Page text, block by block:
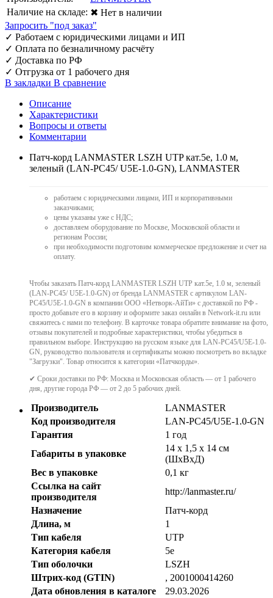
Наличие на складе: ✖ Нет в наличии
Запросить "под заказ"
✓ Работаем с юридическими лицами и ИП
✓ Оплата по безналичному расчёту
✓ Доставка по РФ
✓ Отгрузка от 1 рабочего дня
В закладки В сравнение
Описание
Характеристики
Вопросы и ответы
Комментарии
Патч-корд LANMASTER LSZH UTP кат.5e, 1.0 м,
зеленый (LAN-PC45/ U5E-1.0-GN), LANMASTER
работаем с юридическими лицами, ИП и корпоративными
заказчиками;
цены указаны уже с НДС;
доставляем оборудование по Москве, Московской области и
регионам России;
при необходимости подготовим коммерческое предложение и счет на
оплату.
Чтобы заказать Патч-корд LANMASTER LSZH UTP кат.5e, 1.0 м, зеленый
(LAN-PC45/ U5E-1.0-GN) от бренда LANMASTER с артикулом LAN-
PC45/U5E-1.0-GN в компании ООО «Нетворк-АйТи» с доставкой по РФ -
просто добавьте его в корзину и оформите заказ онлайн в Network-it.ru или
свяжитесь с нами по телефону. В карточке товара обратите внимание на фото,
отзывы покупателей и подробные характеристики, чтобы убедиться в
правильном выборе. Инструкцию на русском языке для LAN-PC45/U5E-1.0-
GN, руководство пользователя и сертификаты можно посмотреть во вкладке
"Загрузки". Товар относится к категории «Патчкорды».
✔ Сроки доставки по РФ: Москва и Московская область — от 1 рабочего
дня, другие города РФ — от 2 до 5 рабочих дней.
Производитель
LANMASTER
Код производителя
LAN-PC45/U5E-1.0-GN
Гарантия
1 год
Габариты в упаковке
14 x 1,5 x 14 см
(ШхВхД)
Вес в упаковке
0,1 кг
Ссылка на сайт
производителя
http://lanmaster.ru/
Назначение
Патч-корд
Длина, м
1
Тип кабеля
UTP
Категория кабеля
5e
Тип оболочки
LSZH
Штрих-код (GTIN)
, 2001000414260
Дата обновления в каталоге
29.03.2026